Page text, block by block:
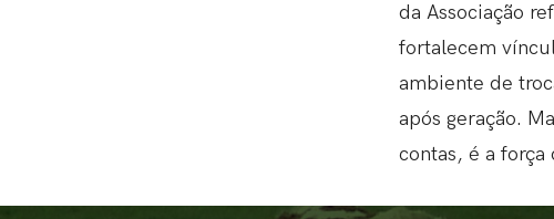
da Associação
fortalecem
ambiente de
após geração.
contas, é a